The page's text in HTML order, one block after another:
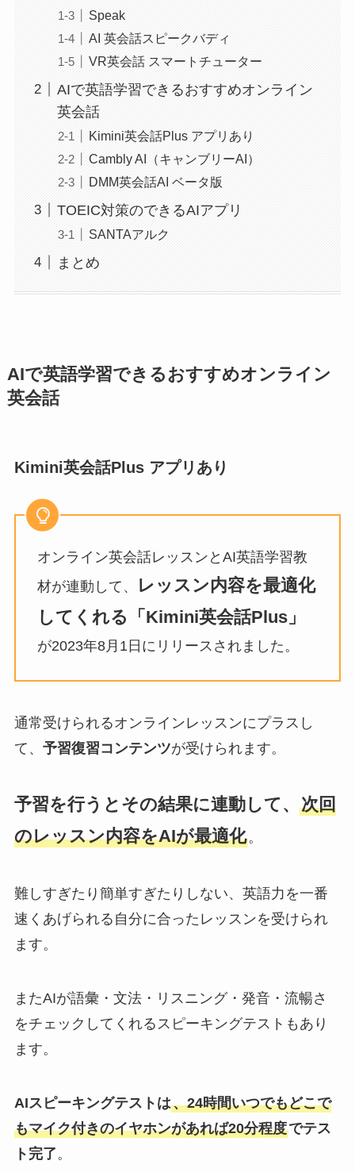
Speak
AI 英会話スピークバディ
VR英会話 スマートチューター
AIで英語学習できるおすすめオンライン
英会話
Kimini英会話Plus アプリあり
Cambly AI（キャンブリーAI）
DMM英会話AI ベータ版
TOEIC対策のできるAIアプリ
SANTAアルク
まとめ
AIで英語学習できるおすすめオンライン
英会話
Kimini英会話Plus アプリあり
オンライン英会話レッスンとAI英語学習教
材が連動して、
レッスン内容を最適化
してくれる「Kimini英会話Plus」
が2023年8月1日にリリースされました。
通常受けられるオンラインレッスンにプラスし
て、 予習復習コンテンツが受けられます。
予習を行うとその結果に連動して、 次回
のレッスン内容をAIが最適化。
難しすぎたり簡単すぎたりしない、英語力を一番
速くあげられる自分に合ったレッスンを受けられ
ます。
またAIが語彙・文法・リスニング・発音・流暢さ
をチェックしてくれるスピーキングテストもあり
ます。
AIスピーキングテストは、24時間いつでもどこで
もマイク付きのイヤホンがあれば20分程度でテス
ト完了 。